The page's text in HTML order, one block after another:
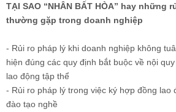
TẠI SAO “NHÂN BẤT HÒA” hay những
thường gặp trong doanh nghiệp
- Rủi ro pháp lý khi doanh nghiệp không
hiện đúng các quy định bắt buộc về nội
lao động tập thể
- Rủi ro pháp lý trong việc ký hợp đồng
đào tạo nghề